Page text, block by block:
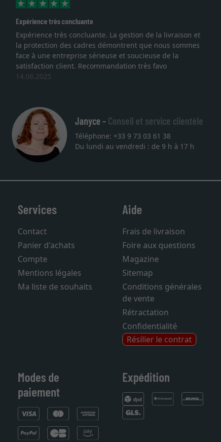
La gestion de la livraison et
cadres démontrent que nous sommes
sérieuse et soucieuse de la
Recommandation très favo
Je recherchais
lithographie, je
qualité sont au
service et
Janyce - Conseil et service clientèle
Téléphone: +33 9 73 03 61 38
Services
Contact
Panier d'achats
Compte
Mentions légales
Aide
Frais de livraison
Foire aux questions
Magazine
Sitemap
Conditions générales
de vente
Rétractation
Confidentialité
Résilier le contrat
Modes de
paiement
Expédition